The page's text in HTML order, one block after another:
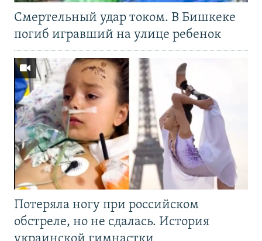
Смертельный удар током. В Бишкеке
погиб игравший на улице ребенок
Потеряла ногу при российском
обстреле, но не сдалась. История